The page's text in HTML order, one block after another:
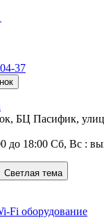
37
БЦ Пасифик,
до 18:00 Сб, Вс :
Светлая тема
Fi оборудование